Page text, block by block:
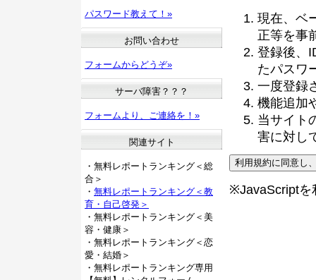
現在、ベ
正等を事
登録後、
たパスワ
一度登録
機能追加
当サイト
害に対し
※JavaScriptを
パスワード教えて！»
お問い合わせ
フォームからどうぞ»
サーバ障害？？？
フォームより、ご連絡を！»
関連サイト
・無料レポートランキング＜総
合＞
・ 無料レポートランキング＜教
育・自己啓発＞
・無料レポートランキング＜美
容・健康＞
・無料レポートランキング＜恋
愛・結婚＞
・無料レポートランキング専用